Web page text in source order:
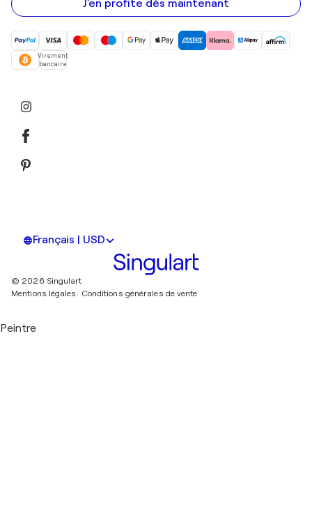
mail
J'en profite dès maintenant
Virement
bancaire
Français | USD
© 2026 Singulart
Mentions légales. Conditions générales de vente
Peintre